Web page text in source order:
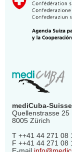
mediCuba-Suisse
Quellenstrasse 25
8005 Zürich
T ++41 44 271 08
F ++41 44 271 08
E-mail